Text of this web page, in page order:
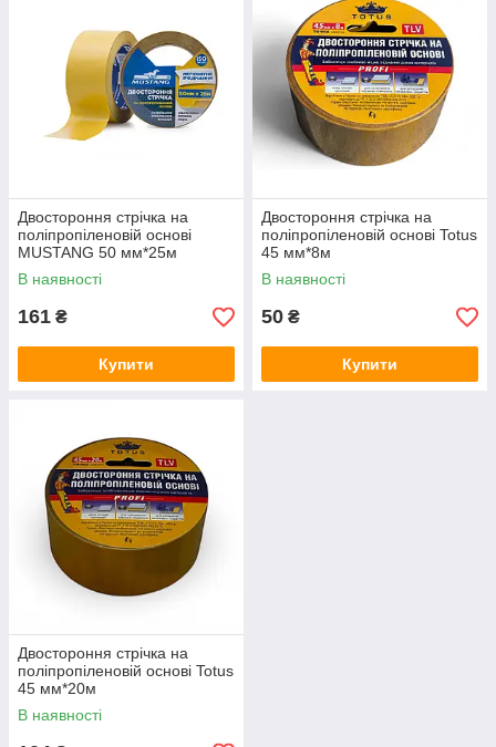
Двостороння стрічка на
поліпропіленовій основі
MUSTANG 50 мм*25м
(DPP5025)
В наявності
161 ₴
Купити
Двостороння стрічка на
поліпропіленовій основі Totus
45 мм*8м
В наявності
50 ₴
Купити
Двостороння стрічка на
поліпропіленовій основі Totus
45 мм*20м
В наявності